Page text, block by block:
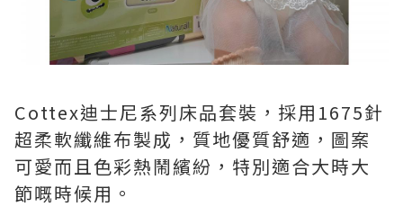
Cottex迪士尼系列床品套裝，採用1675針
超柔軟纖維布製成，質地優質舒適，圖案
可愛而且色彩熱鬧繽紛，特別適合大時大
節嘅時候用。